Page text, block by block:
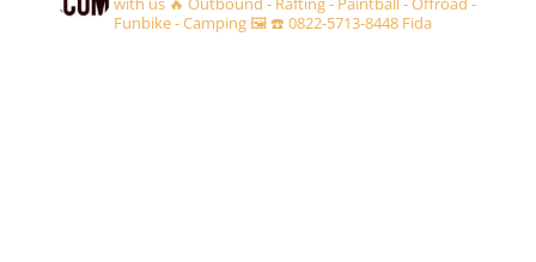
Funbike - Camping 🖼☎️ 0822-5713-8448 Fida